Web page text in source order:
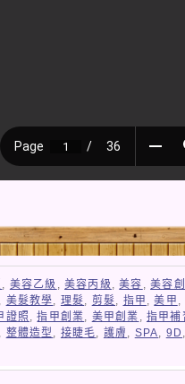
, 美容乙級 ,美容丙級 ,美容 ,美容
, 美髮教學, 理髮, 剪髮, 指甲 ,美甲 ,
證照 ,指甲創業, 美甲創業 , 指甲補
, 整體造型 , 接睫毛, 護膚 , SPA, 9D